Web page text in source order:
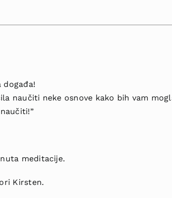
događa!
naučiti neke osnove kako bih vam
meditacije.
Kirsten.